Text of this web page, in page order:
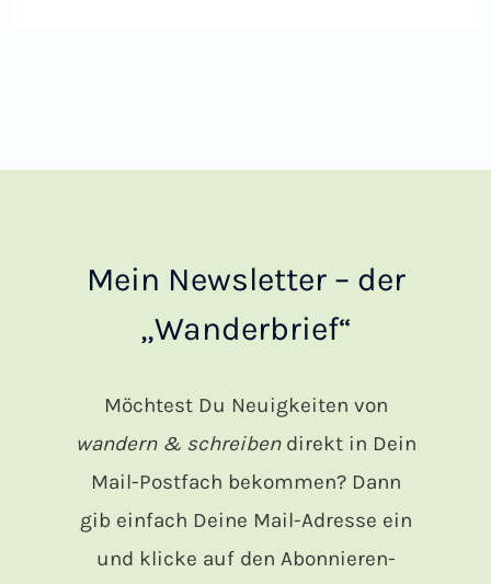
Mein Newsletter – der
„Wanderbrief“
Möchtest Du Neuigkeiten von
wandern & schreibendirekt in Dein
Mail-Postfach bekommen? Dann
gib einfach Deine Mail-Adresse ein
und klicke auf den Abonnieren-